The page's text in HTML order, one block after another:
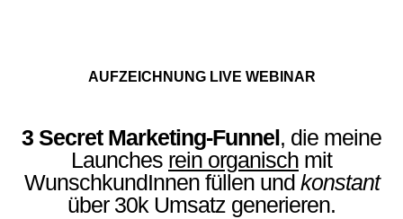
AUFZEICHNUNG LIVE WEBINAR
3 Secret Marketing-Funnel, die meine
Launches rein organisch mit
WunschkundInnen füllen und konstant
über 30k Umsatz generieren.